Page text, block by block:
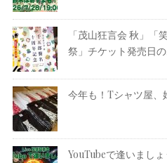
「茂山狂言会 秋」「
祭」チケット発売日の
今年も！Tシャツ屋、
YouTubeで逢いましょ